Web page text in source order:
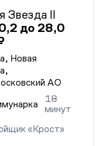
Звезда II
до 28,0
Новая
АО
18
минут
«Крост»